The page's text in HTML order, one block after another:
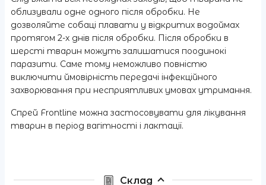
облизували одне одного після обробки. Не
дозволяйте собаці плавати у відкритих водоймах
протягом 2-х днів після обробки. Після обробки в
шерсті тварин можуть залишатися поодинокі
паразити. Саме тому неможливо повністю
виключити ймовірність передачі інфекційного
захворювання при несприятливих умовах утримання.
Спрей Frontline можна застосовувати для лікування
тварин в період вагітності і лактації.
Склад